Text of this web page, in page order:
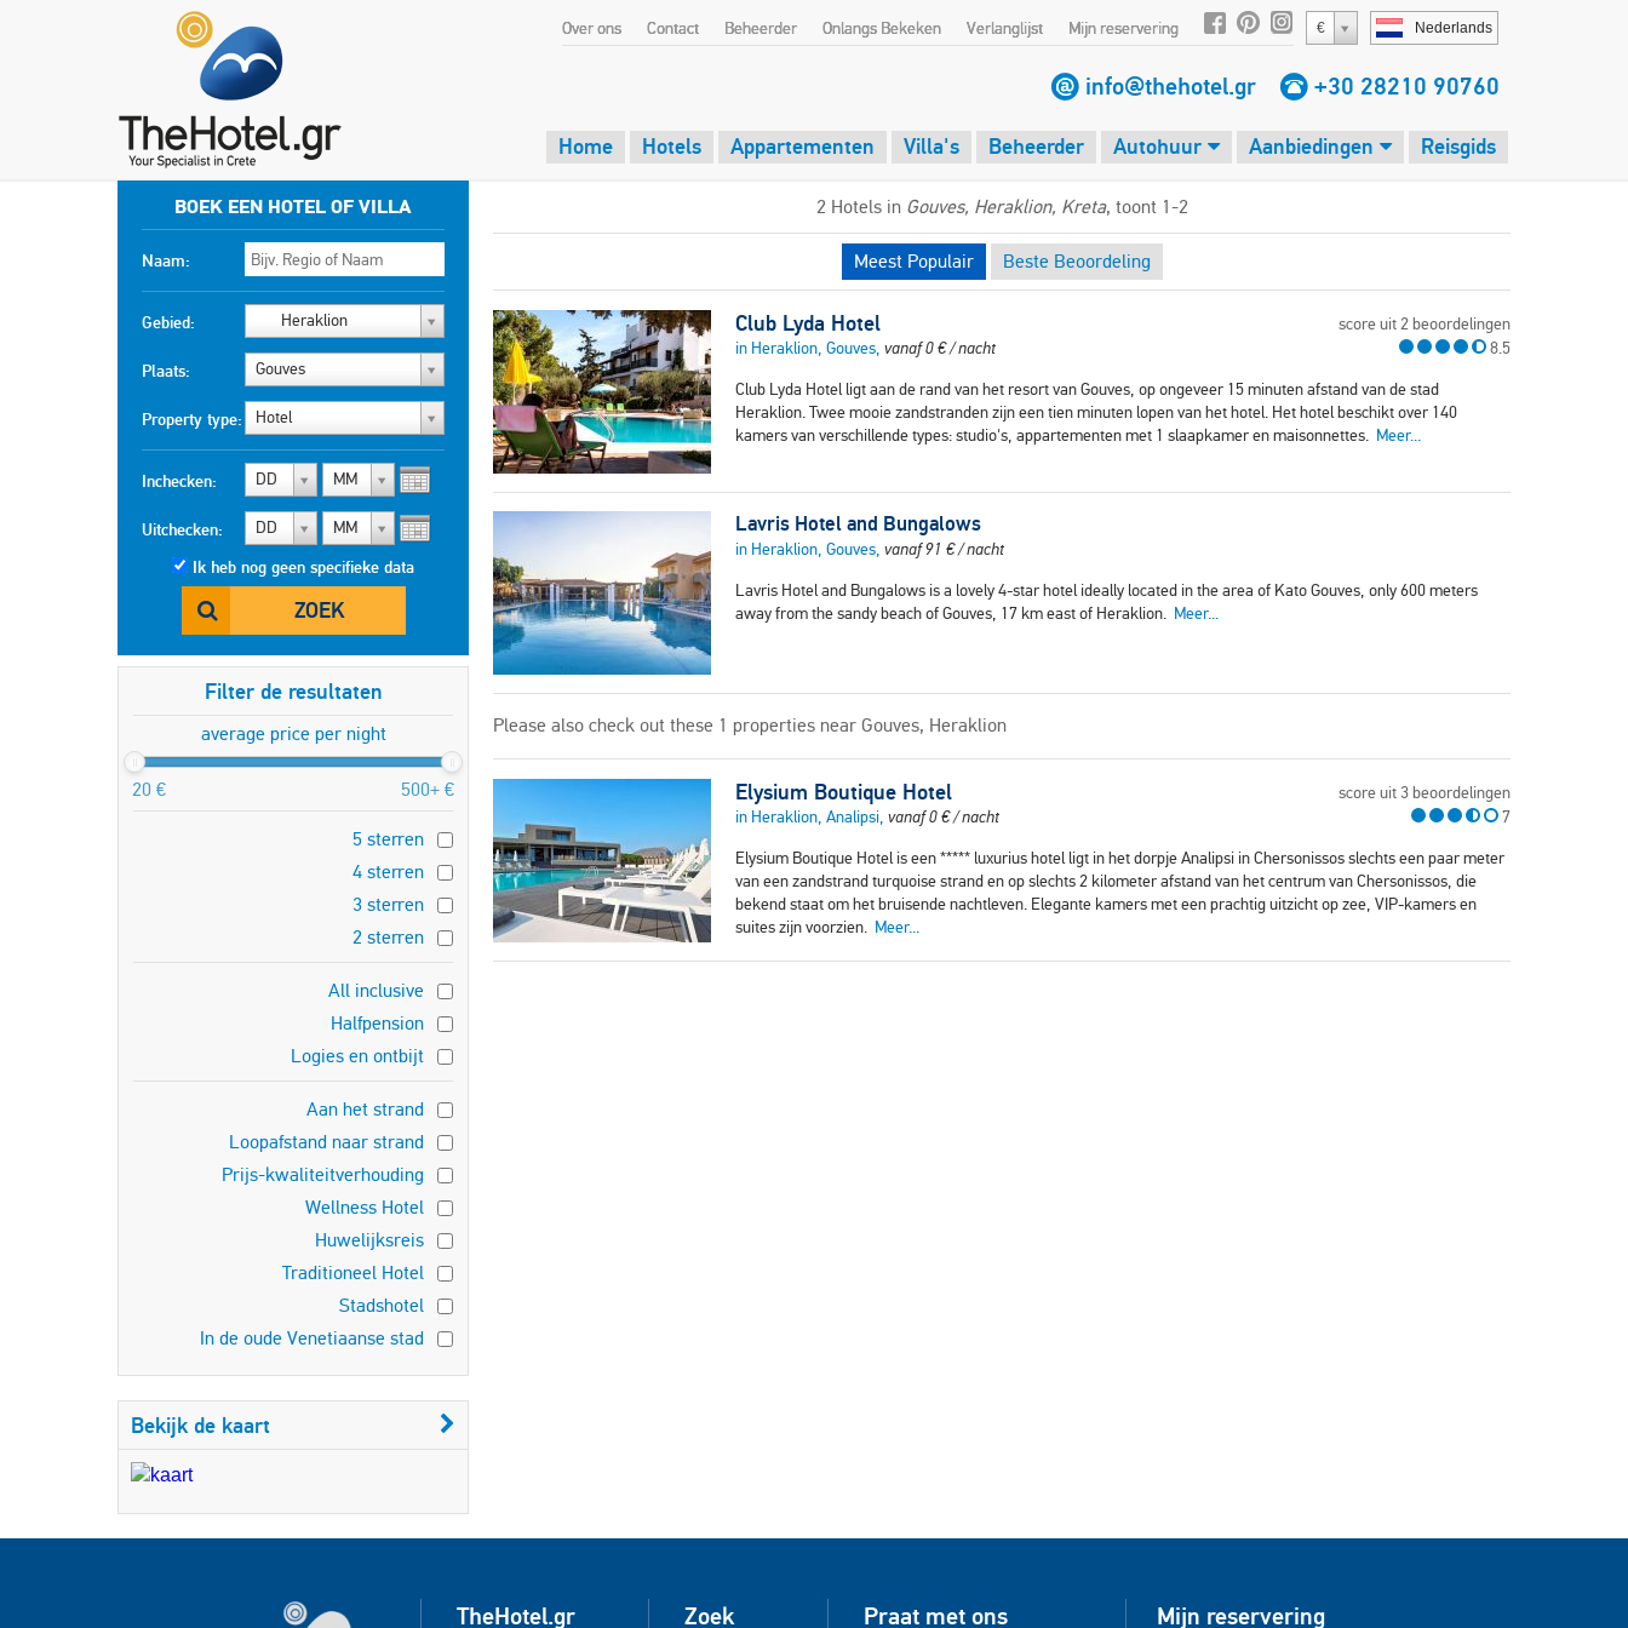
Nederlands
€
Over ons Contact Beheerder Onlangs Bekeken Verlanglijst Mijn reservering
info@thehotel.gr +30 28210 90760
Home Hotels Appartementen Villa's Beheerder Autohuur Aanbiedingen Reisgids
BOEK EEN HOTEL OF VILLA
Naam:
Gebied: Heraklion
Plaats: Gouves
Property type: Hotel
Inchecken: DD MM
Uitchecken: DD MM
Ik heb nog geen specifieke data
ZOEK
Filter de resultaten
average price per night
20 € 500+ €
5 sterren
4 sterren
3 sterren
2 sterren
All inclusive
Halfpension
Logies en ontbijt
Aan het strand
Loopafstand naar strand
Prijs-kwaliteitverhouding
Wellness Hotel
Huwelijksreis
Traditioneel Hotel
Stadshotel
In de oude Venetiaanse stad
Bekijk de kaart
2 Hotels in Gouves, Heraklion, Kreta, toont 1-2
Meest Populair Beste Beoordeling
Club Lyda Hotel
in Heraklion, Gouves, vanaf0€/ nacht
score uit 2 beoordelingen
8.5
Club Lyda Hotel ligt aan de rand van het resort van Gouves, op ongeveer 15 minuten afstand van de stad
Heraklion. Twee mooie zandstranden zijn een tien minuten lopen van het hotel. Het hotel beschikt over 140
kamers van verschillende types: studio's, appartementen met 1 slaapkamer en maisonnettes. Meer...
Lavris Hotel and Bungalows
in Heraklion, Gouves, vanaf91 €/ nacht
Lavris Hotel and Bungalows is a lovely 4-star hotel ideally located in the area of Kato Gouves, only 600 meters
away from the sandy beach of Gouves, 17 km east of Heraklion. Meer...
Please also check out these 1 properties near Gouves, Heraklion
Elysium Boutique Hotel
in Heraklion, Analipsi, vanaf0€/ nacht
score uit 3 beoordelingen
7
Elysium Boutique Hotel is een ***** luxurius hotel ligt in het dorpje Analipsi in Chersonissos slechts een paar meter
van een zandstrand turquoise strand en op slechts 2 kilometer afstand van het centrum van Chersonissos, die
bekend staat om het bruisende nachtleven. Elegante kamers met een prachtig uitzicht op zee, VIP-kamers en
suites zijn voorzien. Meer...
TheHotel.gr Zoek Praat met ons Mijn reservering